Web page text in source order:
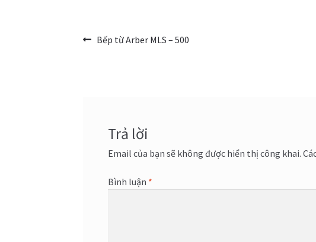
Điều
Bài
Bếp từ Arber MLS – 500
Trả lời
Email của bạn sẽ không được hiển thị công khai.
Bình luận *